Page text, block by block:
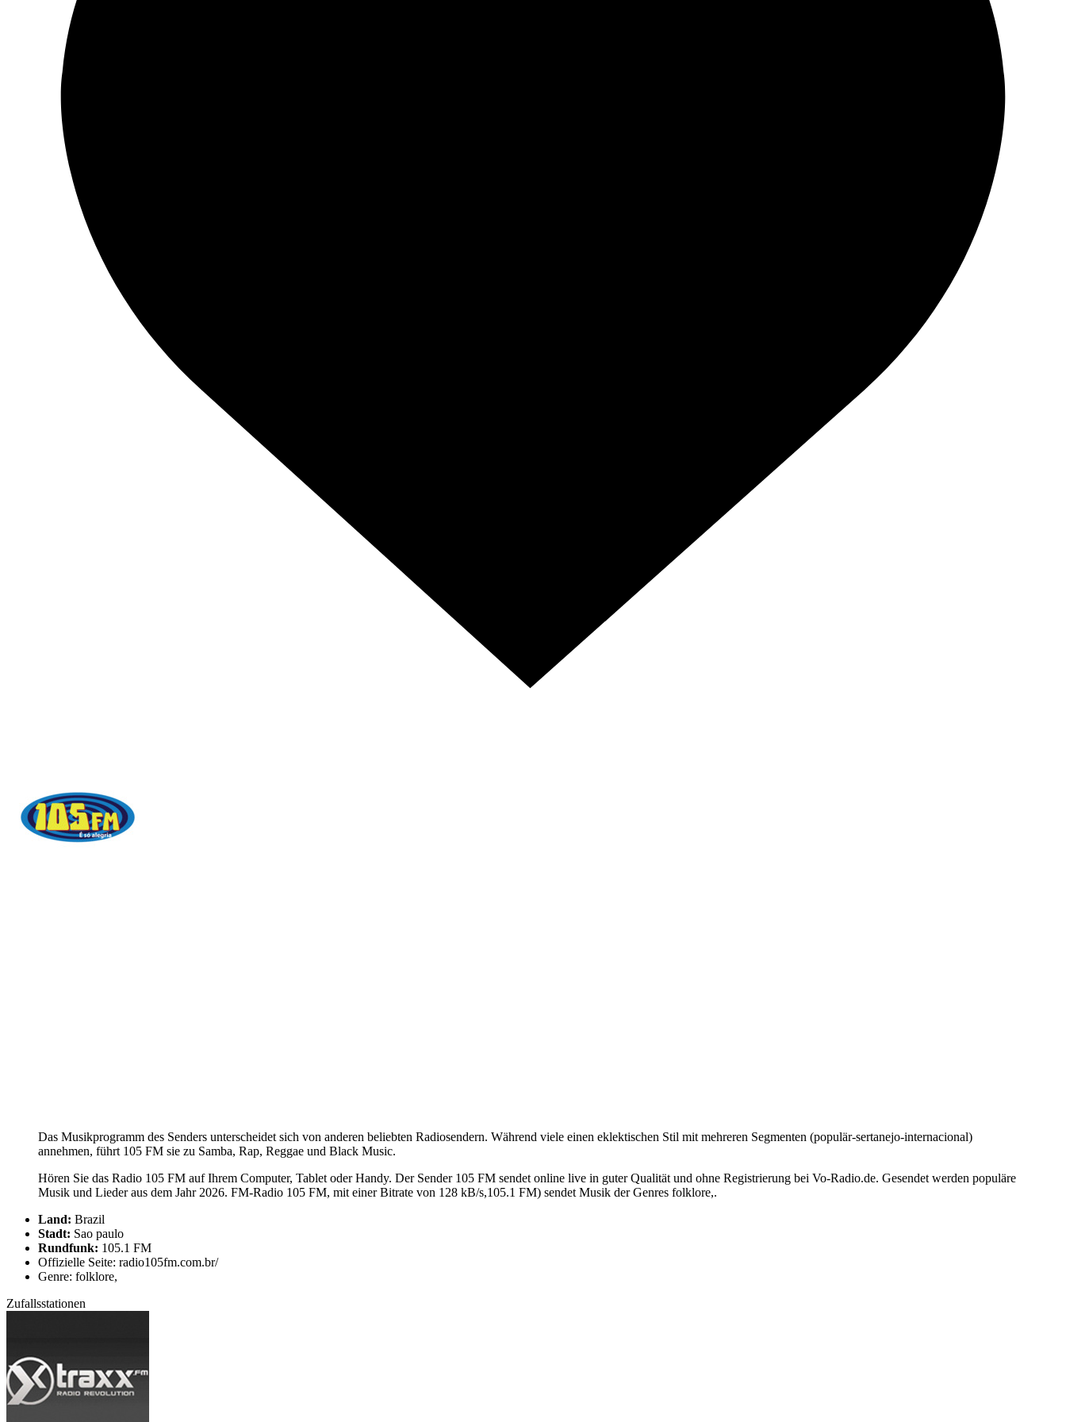
Das Musikprogramm des Senders unterscheidet sich von anderen beliebten Radiosendern. Während viele einen eklektischen Stil mit mehreren Segmenten (populär-sertanejo-internacional)
annehmen, führt 105 FM sie zu Samba, Rap, Reggae und Black Music.
Hören Sie das Radio 105 FM auf Ihrem Computer, Tablet oder Handy. Der Sender 105 FM sendet online live in guter Qualität und ohne Registrierung bei Vo-Radio.de. Gesendet werden populäre
Musik und Lieder aus dem Jahr 2026. FM-Radio 105 FM, mit einer Bitrate von 128 kB/s,105.1 FM) sendet Musik der Genres folklore,.
Land: Brazil
Stadt: Sao paulo
Rundfunk: 105.1 FM
Offizielle Seite: radio105fm.com.br/
Genre: folklore,
Zufallsstationen